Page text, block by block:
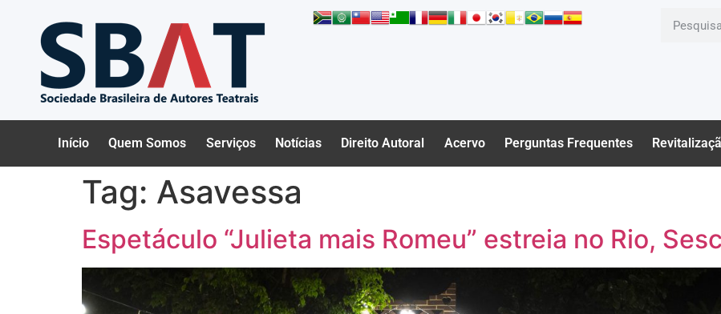
Início Quem Somos Serviços Notícias Direito Autoral Acervo Perguntas Frequentes
Tag: Asavessa
Espetáculo “Julieta mais Romeu” estreia no Rio,